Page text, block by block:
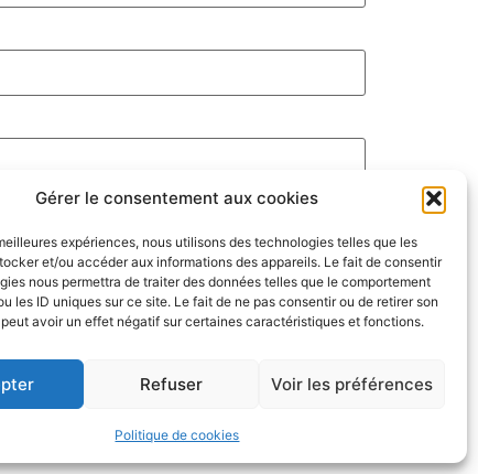
Gérer le consentement aux cookies
expériences, nous utilisons des technologies telles que les
et/ou accéder aux informations des appareils. Le fait de consentir
nous permettra de traiter des données telles que le comportement
les ID uniques sur ce site. Le fait de ne pas consentir ou de retirer son
avoir un effet négatif sur certaines caractéristiques et fonctions.
Refuser Voir les préférences
Politique de cookies